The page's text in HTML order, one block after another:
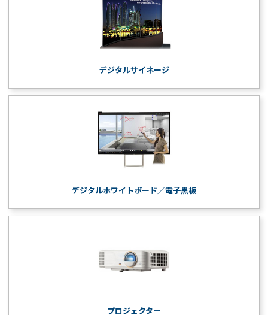
デジタルサイネージ
デジタルホワイトボード／電子黒板
プロジェクター